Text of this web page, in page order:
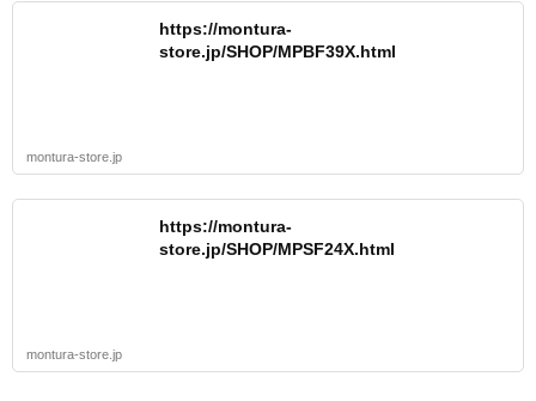
https://montura-
store.jp/SHOP/MPBF39X.html
montura-store.jp
https://montura-
store.jp/SHOP/MPSF24X.html
montura-store.jp